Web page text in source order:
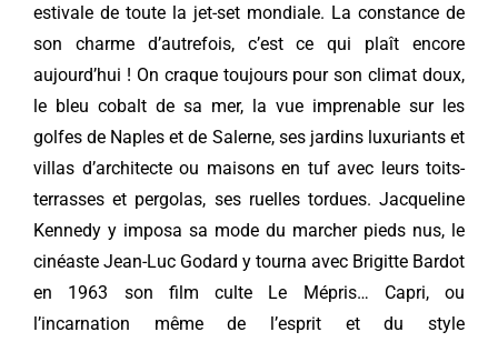
estivale de toute la jet-set mondiale. La constance de
son charme d’autrefois, c’est ce qui plaît encore
aujourd’hui ! On craque toujours pour son climat doux,
le bleu cobalt de sa mer, la vue imprenable sur les
golfes de Naples et de Salerne, ses jardins luxuriants et
villas d’architecte ou maisons en tuf avec leurs toits-
terrasses et pergolas, ses ruelles tordues. Jacqueline
Kennedy y imposa sa mode du marcher pieds nus, le
cinéaste Jean-Luc Godard y tourna avec Brigitte Bardot
en 1963 son film culte Le Mépris… Capri, ou
l’incarnation même de l’esprit et du style